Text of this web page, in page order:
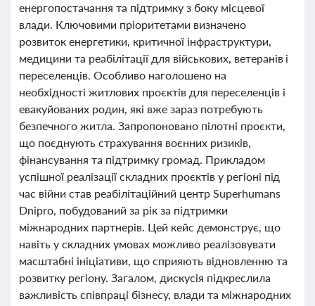
енергопостачання та підтримку з боку місцевої
влади. Ключовими пріоритетами визначено
розвиток енергетики, критичної інфраструктури,
медицини та реабілітації для військових, ветеранів і
переселенців. Особливо наголошено на
необхідності житлових проєктів для переселенців і
евакуйованих родин, які вже зараз потребують
безпечного житла. Запропоновано пілотні проєкти,
що поєднують страхування воєнних ризиків,
фінансування та підтримку громад. Прикладом
успішної реалізації складних проєктів у регіоні під
час війни став реабілітаційний центр Superhumans
Dnipro, побудований за рік за підтримки
міжнародних партнерів. Цей кейс демонструє, що
навіть у складних умовах можливо реалізовувати
масштабні ініціативи, що сприяють відновленню та
розвитку регіону. Загалом, дискусія підкреслила
важливість співпраці бізнесу, влади та міжнародних